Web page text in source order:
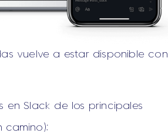
vuelve a estar disponible con
Slack de los principales
camino):